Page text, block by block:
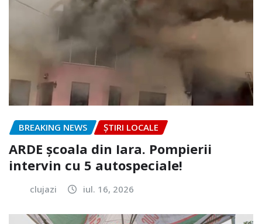
BREAKING NEWS ȘTIRI LOCALE
ARDE școala din Iara. Pompierii
intervin cu 5 autospeciale!
clujazi iul. 16, 2026